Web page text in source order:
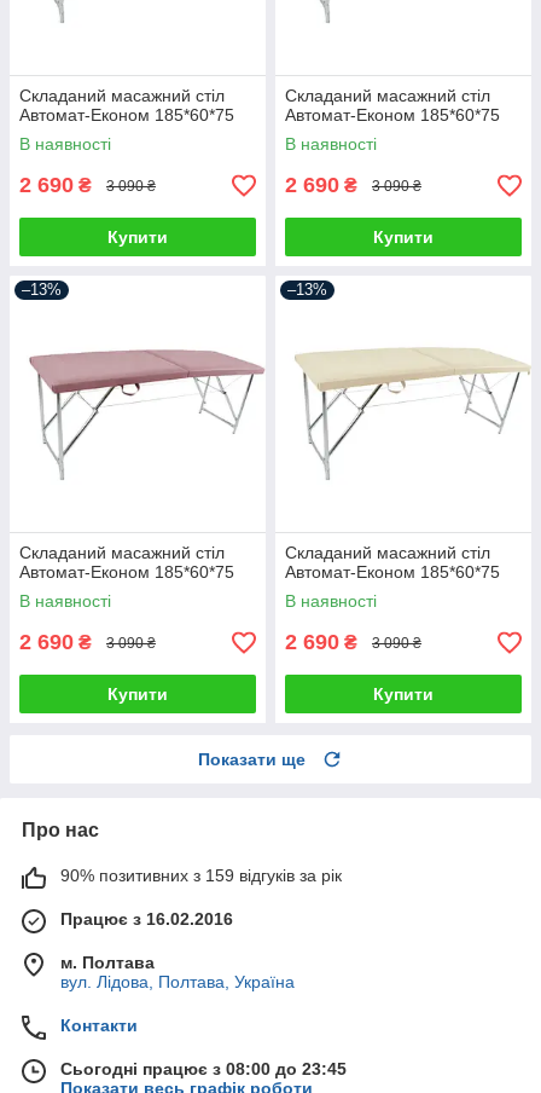
Складаний масажний стіл
Автомат-Економ 185*60*75
В наявності
2 690 ₴ 3 090 ₴
Купити
Складаний масажний стіл
Автомат-Економ 185*60*75
В наявності
2 690 ₴ 3 090 ₴
Купити
–13%
Складаний масажний стіл
Автомат-Економ 185*60*75
В наявності
2 690 ₴ 3 090 ₴
Купити
–13%
Складаний масажний стіл
Автомат-Економ 185*60*75
В наявності
2 690 ₴ 3 090 ₴
Купити
Показати ще
Про нас
90% позитивних з 159 відгуків за рік
Працює з 16.02.2016
м. Полтава
вул. Лідова, Полтава, Україна
Контакти
Сьогодні працює з 08:00 до 23:45
Показати весь графік роботи